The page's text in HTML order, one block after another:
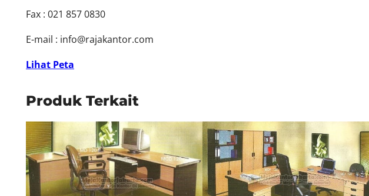
Fax : 021 857 0830
E-mail : info@rajakantor.com
Lihat Peta
Produk Terkait